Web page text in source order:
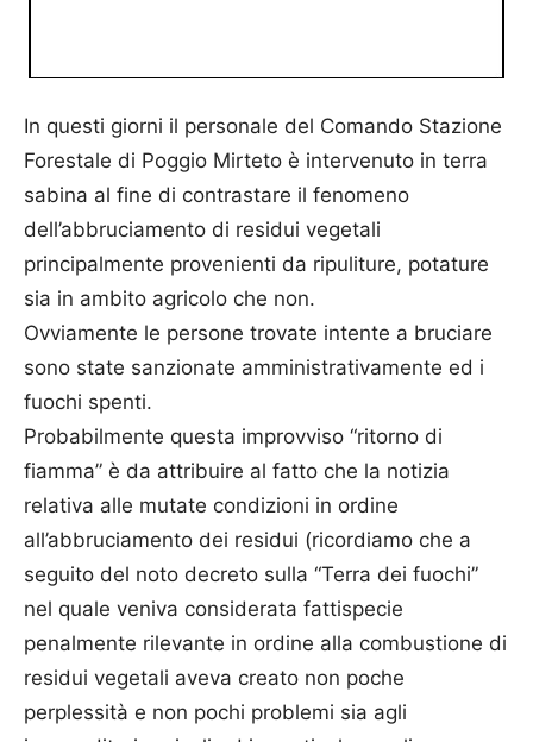
In questi giorni il personale del Comando Stazione
Forestale di Poggio Mirteto è intervenuto in terra
sabina al fine di contrastare il fenomeno
dell’abbruciamento di residui vegetali
principalmente provenienti da ripuliture, potature
sia in ambito agricolo che non.
Ovviamente le persone trovate intente a bruciare
sono state sanzionate amministrativamente ed i
fuochi spenti.
Probabilmente questa improvviso “ritorno di
fiamma” è da attribuire al fatto che la notizia
relativa alle mutate condizioni in ordine
all’abbruciamento dei residui (ricordiamo che a
seguito del noto decreto sulla “Terra dei fuochi”
nel quale veniva considerata fattispecie
penalmente rilevante in ordine alla combustione di
residui vegetali aveva creato non poche
perplessità e non pochi problemi sia agli